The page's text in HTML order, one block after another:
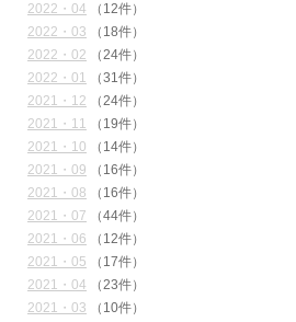
2022・04 （12件）
2022・03 （18件）
2022・02 （24件）
2022・01 （31件）
2021・12 （24件）
2021・11 （19件）
2021・10 （14件）
2021・09 （16件）
2021・08 （16件）
2021・07 （44件）
2021・06 （12件）
2021・05 （17件）
2021・04 （23件）
2021・03 （10件）